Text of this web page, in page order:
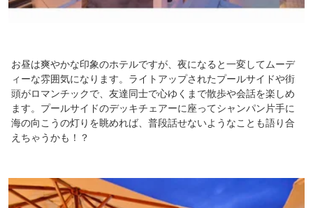
お昼は爽やかな印象のホテルですが、夜になると一変してムーデ
ィーな雰囲気になります。ライトアップされたプールサイドや街
頭がロマンチックで、友達同士で心ゆくまで散歩や会話を楽しめ
ます。プールサイドのデッキチェアーに座ってシャンパン片手に
海の向こうの灯りを眺めれば、普段話せないようなことも語り合
えちゃうかも！？